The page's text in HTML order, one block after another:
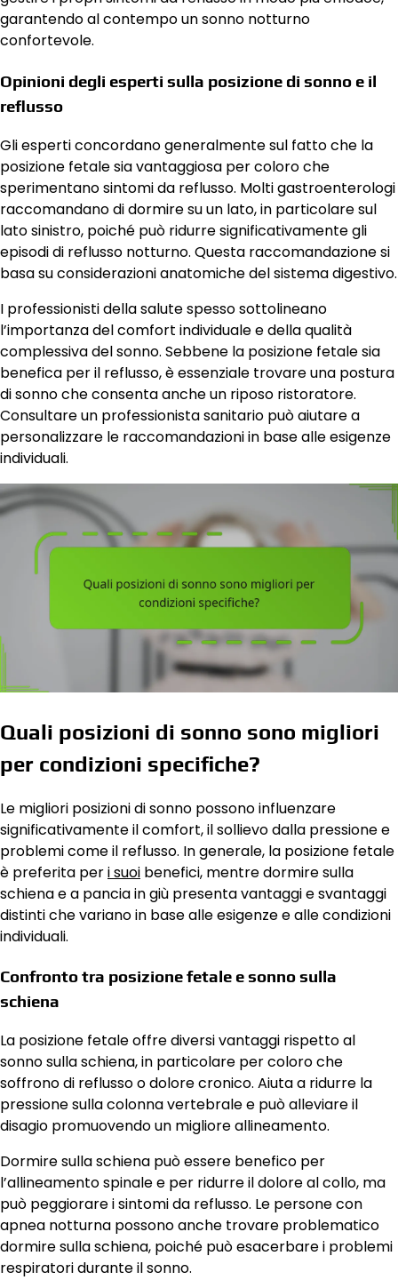
garantendo al contempo un sonno notturno
confortevole.
Opinioni degli esperti sulla posizione di sonno e il
reflusso
Gli esperti concordano generalmente sul fatto che la
posizione fetale sia vantaggiosa per coloro che
sperimentano sintomi da reflusso. Molti gastroenterologi
raccomandano di dormire su un lato, in particolare sul
lato sinistro, poiché può ridurre significativamente gli
episodi di reflusso notturno. Questa raccomandazione si
basa su considerazioni anatomiche del sistema digestivo.
I professionisti della salute spesso sottolineano
l’importanza del comfort individuale e della qualità
complessiva del sonno. Sebbene la posizione fetale sia
benefica per il reflusso, è essenziale trovare una postura
di sonno che consenta anche un riposo ristoratore.
Consultare un professionista sanitario può aiutare a
personalizzare le raccomandazioni in base alle esigenze
individuali.
Quali posizioni di sonno sono migliori
per condizioni specifiche?
Le migliori posizioni di sonno possono influenzare
significativamente il comfort, il sollievo dalla pressione e
problemi come il reflusso. In generale, la posizione fetale
è preferita peri suoi benefici, mentre dormire sulla
schiena e a pancia in giù presenta vantaggi e svantaggi
distinti che variano in base alle esigenze e alle condizioni
individuali.
Confronto tra posizione fetale e sonno sulla
schiena
La posizione fetale offre diversi vantaggi rispetto al
sonno sulla schiena, in particolare per coloro che
soffrono di reflusso o dolore cronico. Aiuta a ridurre la
pressione sulla colonna vertebrale e può alleviare il
disagio promuovendo un migliore allineamento.
Dormire sulla schiena può essere benefico per
l’allineamento spinale e per ridurre il dolore al collo, ma
può peggiorare i sintomi da reflusso. Le persone con
apnea notturna possono anche trovare problematico
dormire sulla schiena, poiché può esacerbare i problemi
respiratori durante il sonno.